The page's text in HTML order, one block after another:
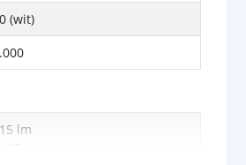
(wit)
lm